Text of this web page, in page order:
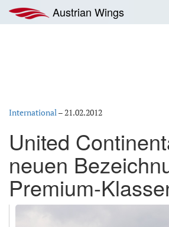
Inhalt
springen
Austrian Wings
International–21.02.2012
United
neuen
Premium-